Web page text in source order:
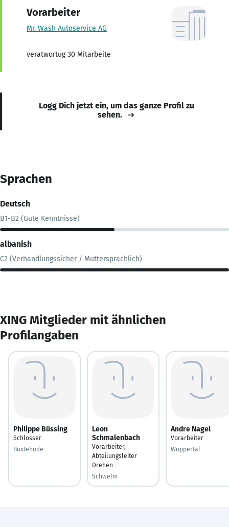
Vorarbeiter
Mr. Wash Autoservice AG
veratwortug 30 Mitarbeite
Logg Dich jetzt ein, um das ganze Profil zu
sehen.
Sprachen
Deutsch
B1-B2 (Gute Kenntnisse)
albanish
C2 (Verhandlungssicher / Muttersprachlich)
XING Mitglieder mit ähnlichen
Profilangaben
Philippe Büssing
Schlosser
Buxtehude
Leon
Schmalenbach
Vorarbeiter,
Abteilungsleiter
Drehen
Schwelm
Andre Nagel
Vorarbeiter
Wuppertal